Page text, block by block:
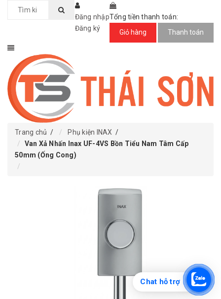
Tổng tiền thanh toán:
Giỏ hàng
Thanh toán
Đăng nhập
Đăng ký
Trang chủ / Phụ kiện INAX /
Van Xả Nhấn Inax UF-4VS Bồn Tiểu Nam Tâm Cấp
50mm (Ống Cong)
Chat hỗ trợ